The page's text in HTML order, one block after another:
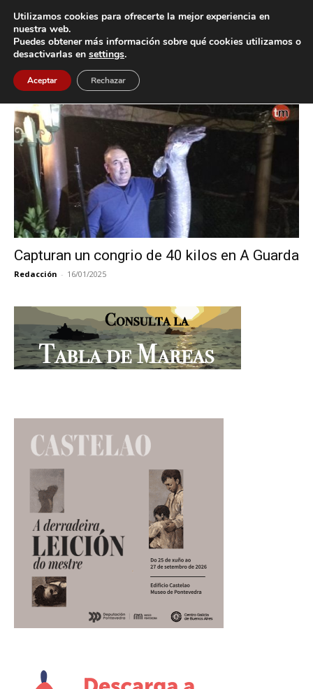
Inicio Etiquetas Xeisal
Etiqueta: Xeisal
Capturan un congrio de 40 kilos en A Guarda
Redacción - 16/01/2025
Utilizamos cookies para ofrecerte la mejor experiencia en
nuestra web.
Puedes obtener más información sobre qué cookies utilizamos o
desactivarlas en settings.
Aceptar Rechazar